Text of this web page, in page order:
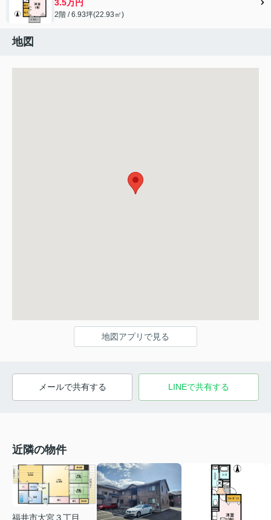
3.5万円
2階 / 6.93坪(22.93㎡)
地図
地図アプリで見る
メールで共有する LINEで共有する
近隣の物件
福井市大宮３丁目